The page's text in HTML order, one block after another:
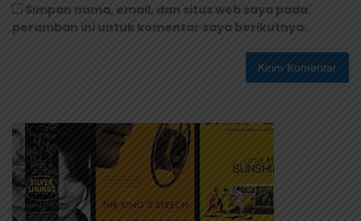
Simpan nama, email, dan situs web saya pada
peramban ini untuk komentar saya berikutnya.